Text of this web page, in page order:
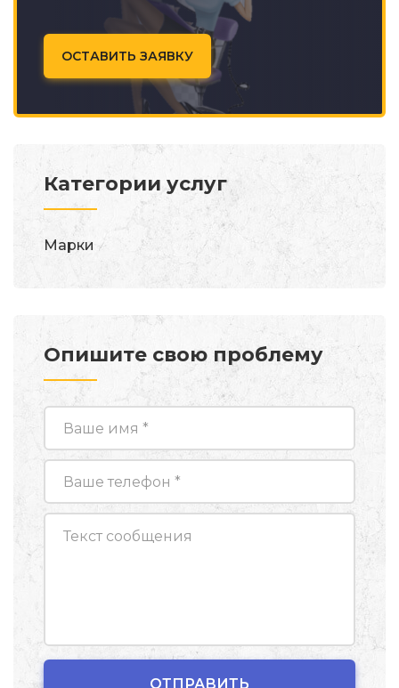
ОСТАВИТЬ ЗАЯВКУ
Категории услуг
Марки
Опишите свою проблему